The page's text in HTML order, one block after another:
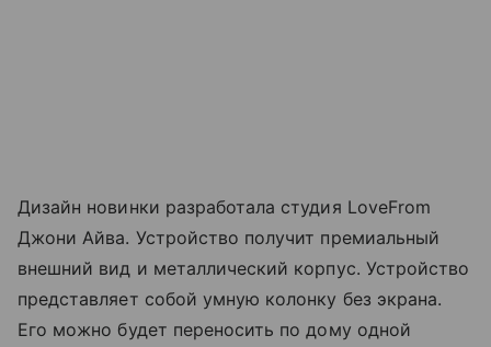
Дизайн новинки разработала студия LoveFrom
Джони Айва. Устройство получит премиальный
внешний вид и металлический корпус. Устройство
представляет собой умную колонку без экрана.
Его можно будет переносить по дому одной